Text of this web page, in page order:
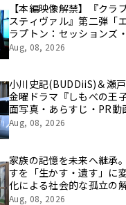
像を公開！
【本編映像解禁】『クラ
スティヴァル』第二弾「
ラプトン：セッションズ
バート・ジョンソン2004
Aug, 08, 2026
小川史記(BUDDiiS)＆瀬
金曜ドラマ『しもべの王
面写真・あらすじ・PR動
日(金)よる11時～放送
Aug, 08, 2026
家族の記憶を未来へ継承
すを「生かす・遺す」に
化による社会的な孤立の
族の思い出をVRで保存す
Aug, 08, 2026